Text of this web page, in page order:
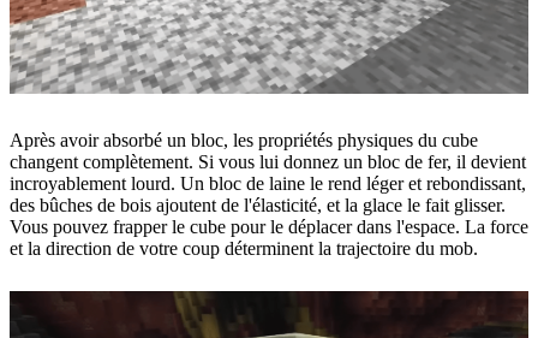
Après avoir absorbé un bloc, les propriétés physiques du cube
changent complètement. Si vous lui donnez un bloc de fer, il devient
incroyablement lourd. Un bloc de laine le rend léger et rebondissant,
des bûches de bois ajoutent de l'élasticité, et la glace le fait glisser.
Vous pouvez frapper le cube pour le déplacer dans l'espace. La force
et la direction de votre coup déterminent la trajectoire du mob.